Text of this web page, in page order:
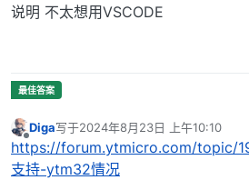
说明 不太想用VSCODE
离线
Diga写于2024年8月23日 上午10:10
最后由 编辑
https://forum.ytmicro.com/topic/
支持-ytm32情况